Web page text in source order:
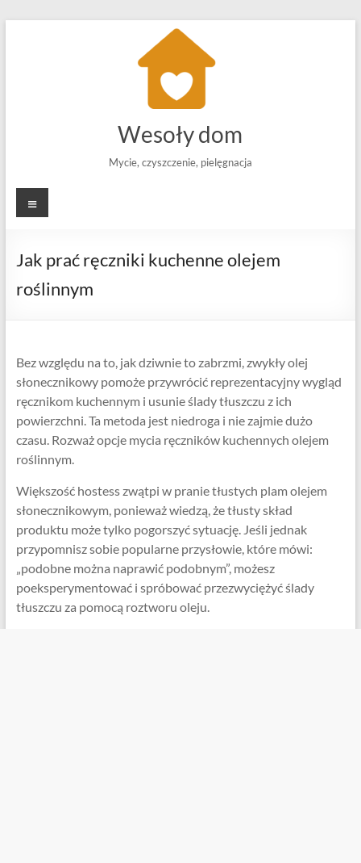
Wesoły dom
Mycie, czyszczenie, pielęgnacja
Menu
Jak prać ręczniki kuchenne olejem
roślinnym
Bez względu na to, jak dziwnie to zabrzmi, zwykły olej
słonecznikowy pomoże przywrócić reprezentacyjny wygląd
ręcznikom kuchennym i usunie ślady tłuszczu z ich
powierzchni. Ta metoda jest niedroga i nie zajmie dużo
czasu. Rozważ opcje mycia ręczników kuchennych olejem
roślinnym.
Większość hostess zwątpi w pranie tłustych plam olejem
słonecznikowym, ponieważ wiedzą, że tłusty skład
produktu może tylko pogorszyć sytuację. Jeśli jednak
przypomnisz sobie popularne przysłowie, które mówi:
„podobne można naprawić podobnym”, możesz
poeksperymentować i spróbować przezwyciężyć ślady
tłuszczu za pomocą roztworu oleju.